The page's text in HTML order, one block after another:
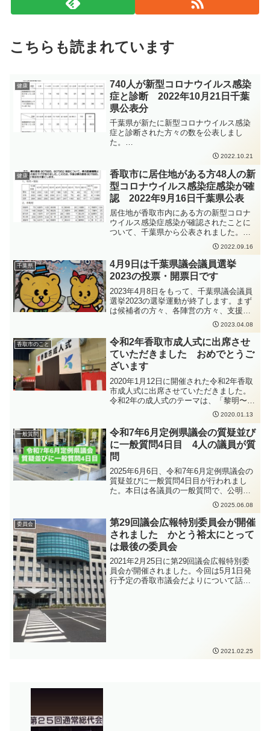
こちらも読まれています
健康
740人が新型コロナウイルス感染
症と診断 2022年10月21日千葉
県公表分
千葉県が新たに新型コロナウイルス感染
症と診断された方々の数を公表しまし
た。
https://www.pref.chiba.lg.jp/shippei/press/
2022/ncov20221021-1.html発生届出の対
象となる方は、以下の要件にあてはまる
方、となります。65歳以上の方入院を要
する方重症化リスクがあり、かつ、新型
コロナ治療薬の投与が必要な方又は重症
化リスクがあり、かつ、新型コロナ罹患
により新たに酸素投与が必要な方妊娠さ
れている方新型コロナウイルス感染症の
感染拡大防止のため、手洗いの徹底、人
と人との距離をできるだけ2m以上（最低
1m以上）取ること、会話をするときはマ
スクを着用すること、密集・密接・密閉
を避けることなどの感染症対策をしっか
りと行っていただくよう、お願いいたし
ます。
2022.10.21
健康
香取市に居住地がある方48人の新
型コロナウイルス感染症感染が確
認 2022年9月16日千葉県公表
居住地が香取市内にある方の新型コロナ
ウイルス感染症感染が確認されたことに
ついて、千葉県から公表されました。
https://www.pref.chiba.lg.jp/shippei/press/
2022/ncov20220916-1.html新型コロナウ
イルス感染症の感染拡大防止のため、手
洗いの徹底、人と人との距離をできるだ
け2m以上（最低1m以上）取ること、会
話をするときはマスクを着用すること、
密集・密接・密閉を避けることなどの感
染症対策をしっかりと行っていただくよ
2022.09.16
千葉県
4月9日は千葉県議会議員選挙
2023の投票・開票日です
2023年4月8日をもって、千葉県議会議員
選挙2023の選挙運動が終了します。まず
は候補者の方々、各陣営の方々、支援者
の方々、関係者の方々、みなさん選挙戦
お疲れ様でした。千葉県議会議員選挙の
選挙戦、大変な戦いだったと思います。
明日4月9日は選挙運動ができませんの
で、まずはゆっくりと身体を休めていた
だければと思います。そして、4月9日は
千葉県議会議員選挙2023の投票日・開票
日です。選挙権をお持ちのみなさんに
は、是非投票所に足を運んでいただき、
貴重な1票を投じていただければと思いま
2023.04.08
香取市のこと
令和2年香取市成人式に出席させ
ていただきました おめでとうご
ざいます
2020年1月12日に開催された令和2年香取
市成人式に出席させていただきました。
令和2年の成人式のテーマは、「黎明〜と
もに新たな時代を〜」ということで、令
和最初の成人式ということと、成人され
たみなさんの新たなスタートにぴったり
のテーマだと思います。成人された717名
のみなさん、おめでとうございます！
2020.01.13
一般質問
令和7年6月定例県議会の質疑並び
に一般質問4日目 4人の議員が質
問
2025年6月6日、令和7年6月定例県議会の
質疑並びに一般質問4日目が行われまし
た。本日は各議員の一般質問で、公明党
の横山秀明議員（八千代市選出）、自民
党の雨宮真吾議員（成田市選出）、自民
党の川村博章議員（千葉市花見川区選
出）、自民党の松﨑太洋議員（柏市選
出）の4人の議員が一般質問を行いまし
た。
2025.06.08
委員会
第29回議会広報特別委員会が開催
されました かとう裕太にとって
は最後の委員会
2021年2月25日に第29回議会広報特別委
員会が開催されました。今回は5月1日発
行予定の香取市議会だよりについて話し
2021.02.25